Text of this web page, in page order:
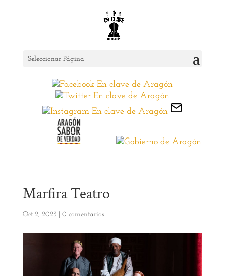
Seleccionar Página
Marfira Teatro
Oct 2, 2023 0 comentarios